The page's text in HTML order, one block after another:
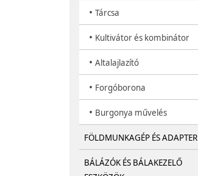
• Tárcsa
• Kultivátor és kombinátor
• Altalajlazító
• Forgóborona
• Burgonya művelés
FÖLDMUNKAGÉP ÉS ADAPTER
BÁLÁZÓK ÉS BÁLAKEZELŐ